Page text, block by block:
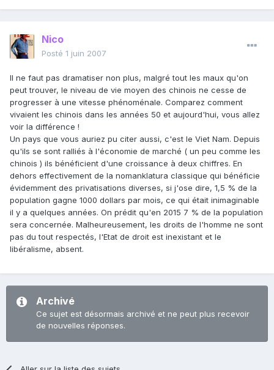
Nico
Posté 1 juin 2007
Il ne faut pas dramatiser non plus, malgré tout les maux qu'on
peut trouver, le niveau de vie moyen des chinois ne cesse de
progresser à une vitesse phénoménale. Comparez comment
vivaient les chinois dans les années 50 et aujourd'hui, vous allez
voir la différence !
Un pays que vous auriez pu citer aussi, c'est le Viet Nam. Depuis
qu'ils se sont ralliés à l'économie de marché ( un peu comme les
chinois ) ils bénéficient d'une croissance à deux chiffres. En
dehors effectivement de la nomanklatura classique qui bénéficie
évidemment des privatisations diverses, si j'ose dire, 1,5 % de la
population gagne 1000 dollars par mois, ce qui était inimaginable
il y a quelques années. On prédit qu'en 2015 7 % de la population
sera concernée. Malheureusement, les droits de l'homme ne sont
pas du tout respectés, l'Etat de droit est inexistant et le
libéralisme, absent.
Archivé
Ce sujet est désormais archivé et ne peut plus recevoir
de nouvelles réponses.